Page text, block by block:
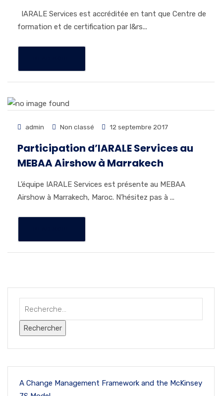
IARALE Services est accréditée en tant que Centre de
formation et de certification par l&rs...
admin Non classé 12 septembre 2017
Participation d’IARALE Services au
MEBAA Airshow à Marrakech
L’équipe IARALE Services est présente au MEBAA
Airshow à Marrakech, Maroc. N’hésitez pas à ...
A Change Management Framework and the McKinsey